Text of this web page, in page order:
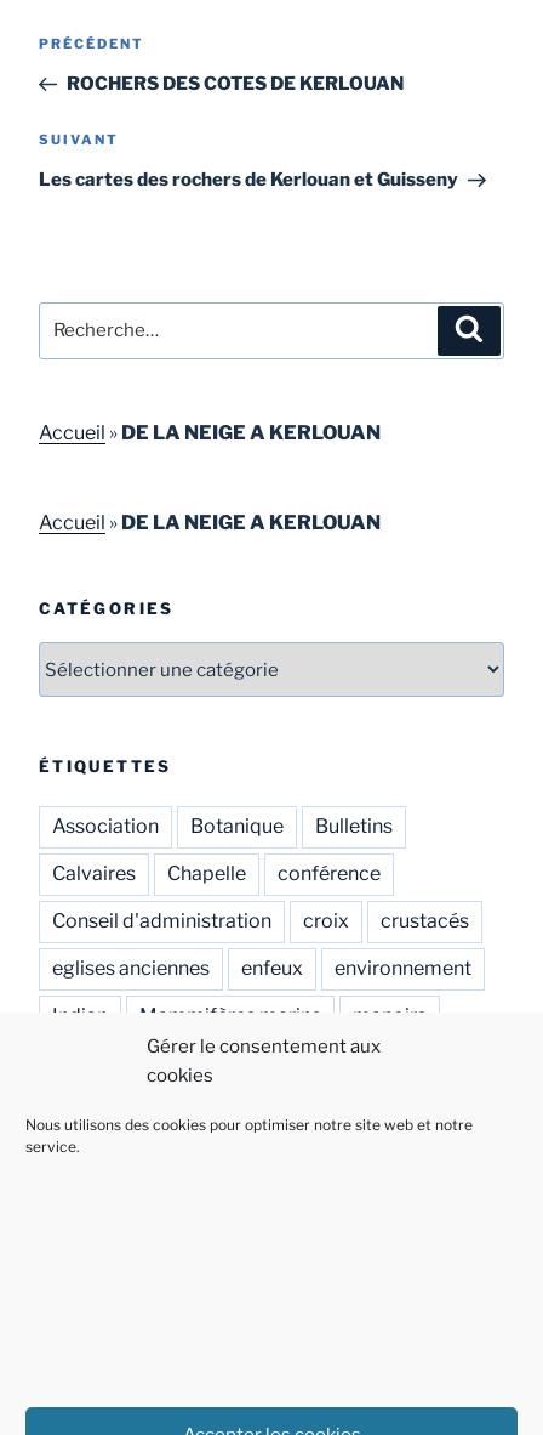
Gérer le consentement aux
cookies
Nous utilisons des cookies pour optimiser notre site web et notre
service.
PRÉCÉDENT
ROCHERS DES COTES DE KERLOUAN
SUIVANT
Les cartes des rochers de Kerlouan et Guisseny
Accueil » DE LA NEIGE A KERLOUAN
Accueil » DE LA NEIGE A KERLOUAN
CATÉGORIES
ÉTIQUETTES
Association Botanique Bulletins
Calvaires Chapelle conférence
Conseil d'administration croix crustacés
eglises anciennes enfeux environnement
Indian Mammifères marins manoirs
Ouvrages
Salons de peinture